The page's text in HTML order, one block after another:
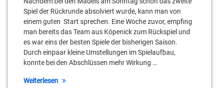
Spiel der Rückrunde absolviert wurde, kann man von
einem guten Start sprechen. Eine Woche zuvor, empfing
man bereits das Team aus Köpenick zum Rückspiel und
es war eins der besten Spiele der bisherigen Saison.
Durch einpaar kleine Umstellungen im Spielaufbau,
konnte bei den Abschlüssen mehr Wirkung …
Weiterlesen